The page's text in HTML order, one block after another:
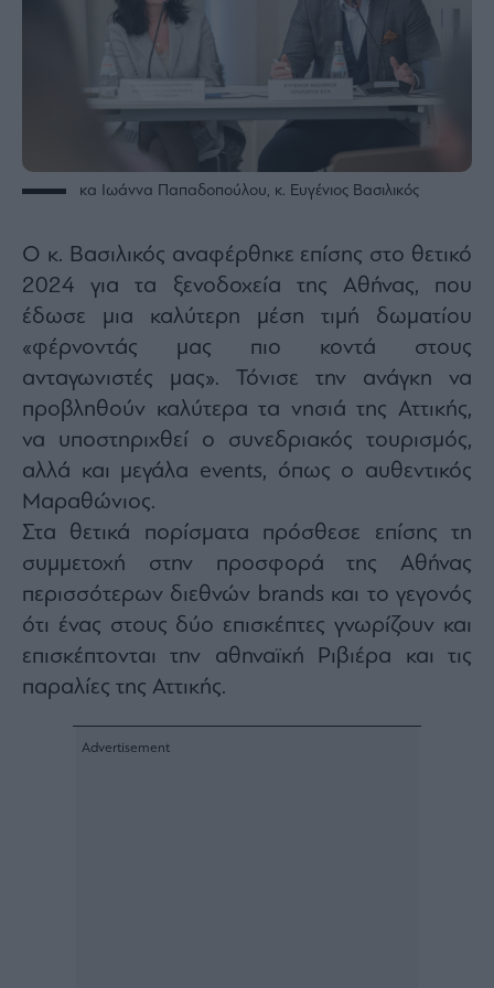
κα Ιωάννα Παπαδοπούλου, κ. Ευγένιος Βασιλικός
Ο κ. Βασιλικός αναφέρθηκε επίσης στο θετικό
2024 για τα ξενοδοχεία της Αθήνας, που
έδωσε μια καλύτερη μέση τιμή δωματίου
«φέρνοντάς μας πιο κοντά στους
ανταγωνιστές μας». Τόνισε την ανάγκη να
προβληθούν καλύτερα τα νησιά της Αττικής,
να υποστηριχθεί ο συνεδριακός τουρισμός,
αλλά και μεγάλα events, όπως ο αυθεντικός
Μαραθώνιος.
Στα θετικά πορίσματα πρόσθεσε επίσης τη
συμμετοχή στην προσφορά της Αθήνας
περισσότερων διεθνών brands και το γεγονός
ότι ένας στους δύο επισκέπτες γνωρίζουν και
επισκέπτονται την αθηναϊκή Ριβιέρα και τις
παραλίες της Αττικής.